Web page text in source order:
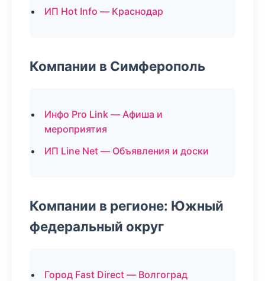
ИП Hot Info — Краснодар
Компании в Симферополь
Инфо Pro Link — Афиша и
мероприятия
ИП Line Net — Объявления и доски
Компании в регионе: Южный
федеральный округ
Город Fast Direct — Волгоград